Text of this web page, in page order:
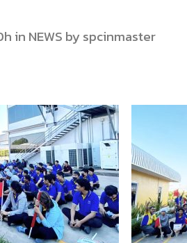
in NEWS byspcinmaster